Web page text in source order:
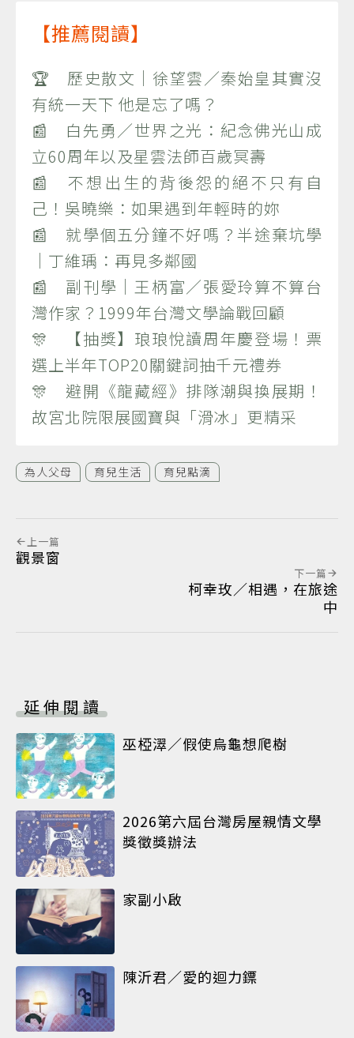
【推薦閱讀】
🏆 歷史散文｜徐望雲／秦始皇其實沒
有統一天下 他是忘了嗎？
📰 白先勇／世界之光：紀念佛光山成
立60周年以及星雲法師百歲冥壽
📰 不想出生的背後怨的絕不只有自
己！吳曉樂：如果遇到年輕時的妳
📰 就學個五分鐘不好嗎？半途棄坑學
｜丁維瑀：再見多鄰國
📰 副刊學｜王柄富／張愛玲算不算台
灣作家？1999年台灣文學論戰回顧
🎊 【抽獎】琅琅悅讀周年慶登場！票
選上半年TOP20關鍵詞抽千元禮券
🎊 避開《龍藏經》排隊潮與換展期！
故宮北院限展國寶與「滑冰」更精采
為人父母 育兒生活 育兒點滴
上一篇
觀景窗
下一篇
柯幸玫／相遇，在旅途
中
延伸閱讀
巫椏濢／假使烏龜想爬樹
2026第六屆台灣房屋親情文學
獎徵獎辦法
家副小啟
陳沂君／愛的迴力鏢